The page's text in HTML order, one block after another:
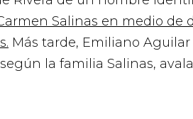
Salinas en medio de
Más tarde, Emiliano
la familia Salinas,